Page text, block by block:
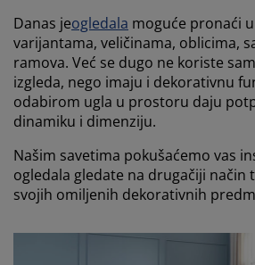
Danas jeogledala moguće pronaći
varijantama, veličinama, oblicima,
ramova. Već se dugo ne koriste
izgleda, nego imaju i dekorativnu
odabirom ugla u prostoru daju
dinamiku i dimenziju.
Našim savetima pokušaćemo vas
ogledala gledate na drugačiji način
svojih omiljenih dekorativnih